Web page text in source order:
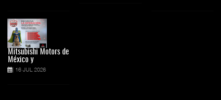
Mitsubishi Motors de
México y
16 JUL 2026